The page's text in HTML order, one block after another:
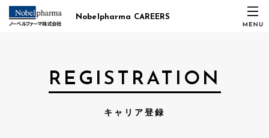
Nobelpharma CAREERS
REGISTRATION
キャリア登録